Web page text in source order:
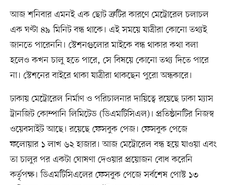
আজ শনিবার এমনই এক ছোট ত্রুটির কারণে মেট্রোরেল চলাচল
এক ঘণ্টা ৪৯ মিনিট বন্ধ থাকে। এই সময়ে যাত্রীরা কোনো তথ্যই
জানতে পারেননি। স্টেশনগুলোর মাইকে বন্ধ থাকার কথা বলা
হলেও কখন চালু হতে পারে, সে বিষয়ে কোনো তথ্য দিতে পারে
না। স্টেশনের বাইরে থাকা যাত্রীরা থাকছেন পুরো অন্ধকারে।
ঢাকায় মেট্রোরেল নির্মাণ ও পরিচালনার দায়িত্বে রয়েছে ঢাকা ম্যাস
ট্রানজিট কোম্পানি লিমিটেড (ডিএমটিসিএল)। প্রতিষ্ঠানটির নিজস্ব
ওয়েবসাইট আছে। রয়েছে ফেসবুক পেজ। ফেসবুক পেজে
ফলোয়ার ১ লাখ ৬২ হাজার। আজ মেট্রোরেল বন্ধ হয়ে যাওয়া এবং
তা চালুর পর একটা ঘোষণা দেওয়ার প্রয়োজন বোধ করেনি
কর্তৃপক্ষ। ডিএমটিসিএলের ফেসবুক পেজে সর্বশেষ পোস্ট ১৩